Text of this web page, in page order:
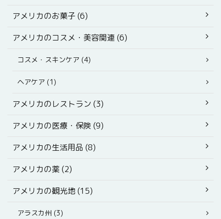
アメリカのお菓子 (6)
アメリカのコスメ・美容関連 (6)
コスメ・スキンケア (4)
ヘアケア (1)
アメリカのレストラン (3)
アメリカの医療・保険 (9)
アメリカの生活用品 (8)
アメリカの薬 (2)
アメリカの観光地 (15)
アラスカ州 (3)